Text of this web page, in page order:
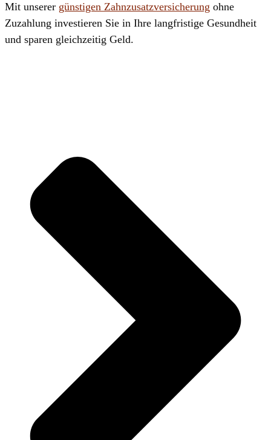
Mit unserer günstigen Zahnzusatzversicherung ohne
Zuzahlung investieren Sie in Ihre langfristige Gesundheit
und sparen gleichzeitig Geld.